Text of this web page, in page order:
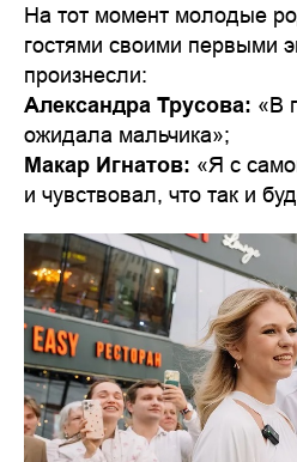
На тот момент молодые
гостями своими первыми
произнесли:
Александра Трусова: «В
ожидала мальчика»;
Макар Игнатов: «Я с
и чувствовал, что так и